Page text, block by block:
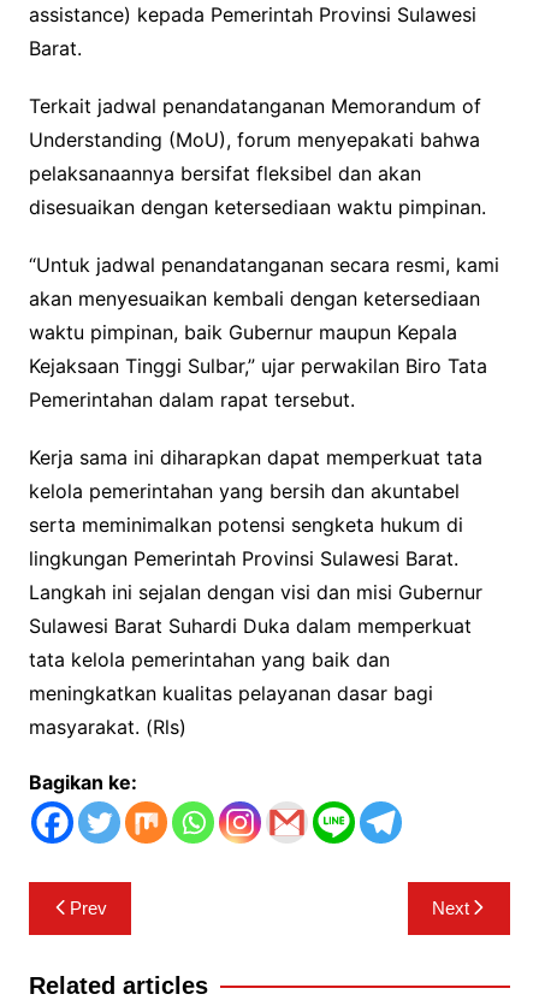
assistance) kepada Pemerintah Provinsi Sulawesi
Barat.
Terkait jadwal penandatanganan Memorandum of
Understanding (MoU), forum menyepakati bahwa
pelaksanaannya bersifat fleksibel dan akan
disesuaikan dengan ketersediaan waktu pimpinan.
“Untuk jadwal penandatanganan secara resmi, kami
akan menyesuaikan kembali dengan ketersediaan
waktu pimpinan, baik Gubernur maupun Kepala
Kejaksaan Tinggi Sulbar,” ujar perwakilan Biro Tata
Pemerintahan dalam rapat tersebut.
Kerja sama ini diharapkan dapat memperkuat tata
kelola pemerintahan yang bersih dan akuntabel
serta meminimalkan potensi sengketa hukum di
lingkungan Pemerintah Provinsi Sulawesi Barat.
Langkah ini sejalan dengan visi dan misi Gubernur
Sulawesi Barat Suhardi Duka dalam memperkuat
tata kelola pemerintahan yang baik dan
meningkatkan kualitas pelayanan dasar bagi
masyarakat. (Rls)
Bagikan ke:
Navigasi
pos
Prev Next
Related articles